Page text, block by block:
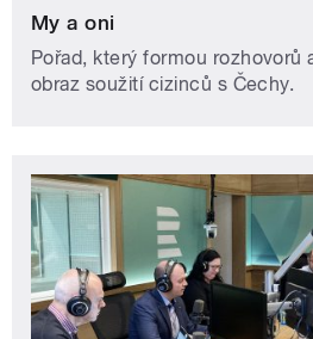
My a oni
Pořad, který formou rozhovorů
obraz soužití cizinců s Čechy.